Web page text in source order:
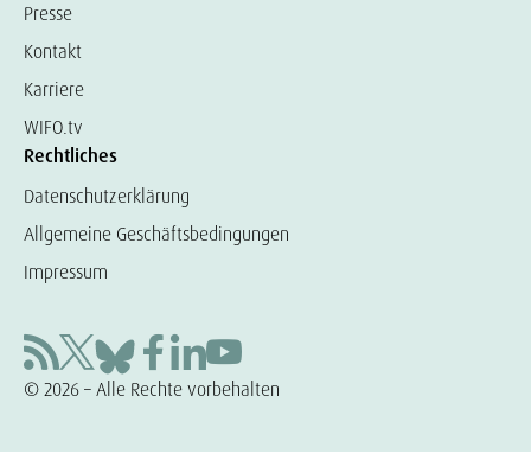
Presse
Kontakt
Karriere
WIFO.tv
Rechtliches
Datenschutzerklärung
Allgemeine Geschäftsbedingungen
Impressum
© 2026 – Alle Rechte vorbehalten